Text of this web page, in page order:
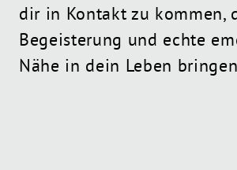
dir in Kontakt zu kommen,
Begeisterung und echte
Nähe in dein Leben